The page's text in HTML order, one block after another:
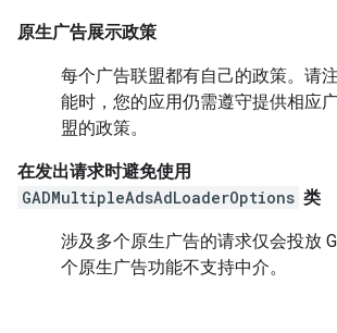
原生广告展示政策
每个广告联盟都有自己的政策。请
能时，您的应用仍需遵守提供相应
盟的政策。
在发出请求时避免使用
GADMultipleAdsAdLoaderOptions 类
涉及多个原生广告的请求仅会投放
个原生广告功能不支持中介。